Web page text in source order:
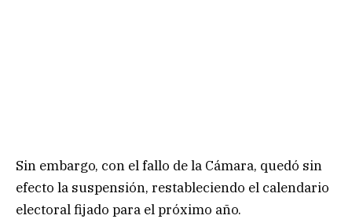
Sin embargo, con el fallo de la Cámara, quedó sin
efecto la suspensión, restableciendo el calendario
electoral fijado para el próximo año.